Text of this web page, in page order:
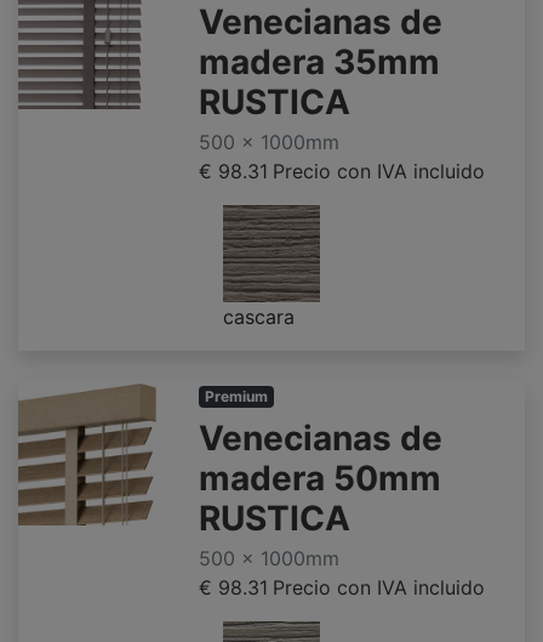
Venecianas de
madera 35mm
RUSTICA
500 x 1000mm
€ 98.31 Precio con IVA incluido
cascara
Premium
Venecianas de
madera 50mm
RUSTICA
500 x 1000mm
€ 98.31 Precio con IVA incluido